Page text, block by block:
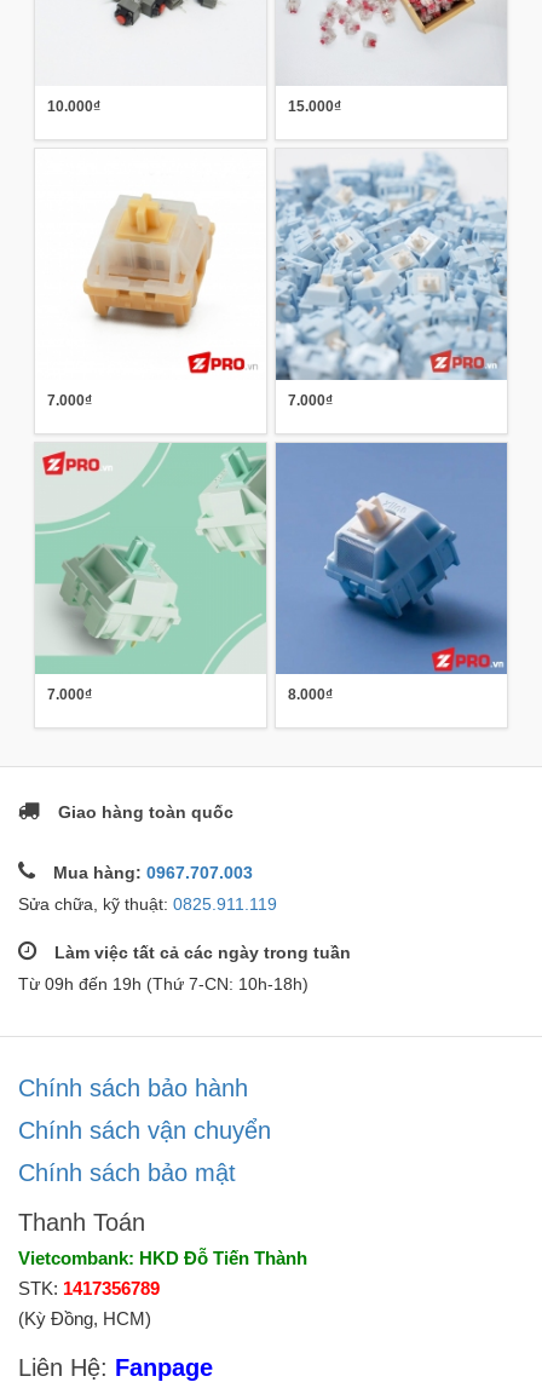
10.000₫ 15.000₫
7.000₫ 7.000₫
7.000₫ 8.000₫
Giao hàng toàn quốc
Mua hàng: 0967.707.003
Sửa chữa, kỹ thuật: 0825.911.119
Làm việc tất cả các ngày trong tuần
Từ 09h đến 19h (Thứ 7-CN: 10h-18h)
Chính sách bảo hành
Chính sách vận chuyển
Chính sách bảo mật
Thanh Toán
Vietcombank: HKD Đỗ Tiến Thành
STK: 1417356789
(Kỳ Đồng, HCM)
Liên Hệ: Fanpage